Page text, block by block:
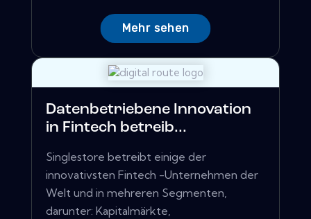
Mehr sehen
Datenbetriebene Innovation
in Fintech betreib...
Singlestore betreibt einige der
innovativsten Fintech -Unternehmen der
Welt und in mehreren Segmenten,
darunter: Kapitalmärkte,